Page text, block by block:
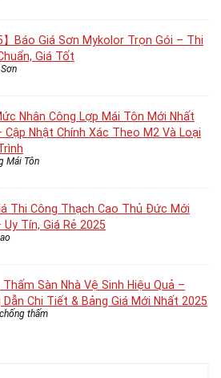
】Báo Giá Sơn Mykolor Trọn Gói – Thi
Giá Tốt
Nhân Công Lợp Mái Tôn Mới Nhất
Cập Nhật Chính Xác Theo M2 Và Loại
Mái Tôn
Thi Công Thạch Cao Thủ Đức Mới
Uy Tín, Giá Rẻ 2025
Thấm Sàn Nhà Vệ Sinh Hiệu Quả –
Dẫn Chi Tiết & Bảng Giá Mới Nhất 2025
thấm